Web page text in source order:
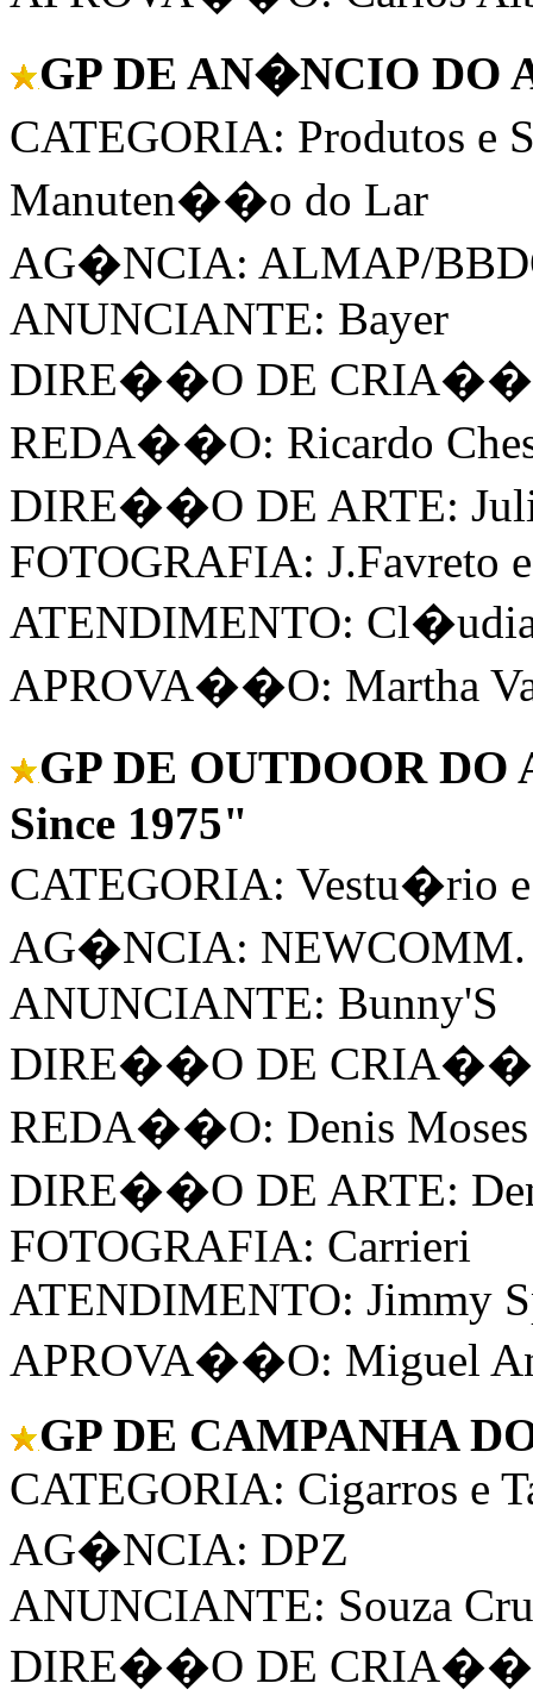
GP DE AN�NCIO DO
CATEGORIA: Produtos e
Manuten��o do Lar
AG�NCIA: ALMAP/
ANUNCIANTE: Bayer
DIRE��O DE
REDA��O: Ricardo
DIRE��O DE ARTE:
FOTOGRAFIA: J.Favreto
ATENDIMENTO:
APROVA��O: Martha
GP DE OUTDOOR
Since 1975"
CATEGORIA: Vestu�rio
AG�NCIA: NEWCOMM.
ANUNCIANTE: Bunny'S
DIRE��O DE
REDA��O: Denis Moses
DIRE��O DE ARTE:
FOTOGRAFIA: Carrieri
ATENDIMENTO: Jimmy
APROVA��O: Miguel
GP DE CAMPANHA
CATEGORIA: Cigarros e
AG�NCIA: DPZ
ANUNCIANTE: Souza
DIRE��O DE